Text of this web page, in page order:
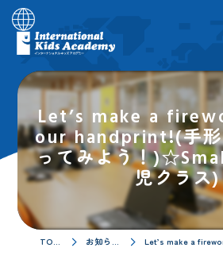
Let’s make a
our handprint!(手形
ってみよう！
児クラス)
TOPページ お知らせ／ブログ Let’s make a firework with your